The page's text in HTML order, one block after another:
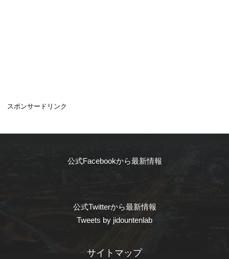
スポンサードリンク
公式Facebookから最新情報
公式Twitterから最新情報
Tweets by jidountenlab
サイトマップ